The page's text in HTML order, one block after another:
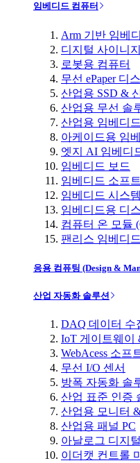
임베디드 컴퓨터
Arm 기반 임베
디지털 사이니
로봇용 컴퓨터
무선 ePaper 디
산업용 SSD &
산업용 무선 솔
산업용 임베디
아케이드용 임
엣지 AI 임베디
임베디드 보드
임베디드 소프
임베디드 시스템
임베디드용 디
컴퓨터 온 모듈
팬리스 임베디
응용 컴퓨팅 (Design &
산업 자동화 솔루션
DAQ 데이터 수
IoT 게이트웨이
WebAcess 소프
무선 I/O 센서
방폭 자동화 솔
산업 표준 인증
산업용 모니터
산업용 패널 PC
아날로그 디지
이더캣 컨트롤